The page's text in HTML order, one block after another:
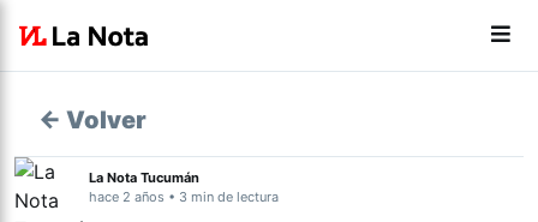
← Volver
La Nota Tucumán
hace 2 años • 3 min de lectura